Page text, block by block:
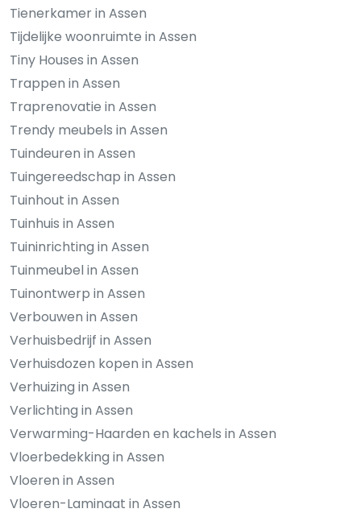
Tienerkamer in Assen
Tijdelijke woonruimte in Assen
Tiny Houses in Assen
Trappen in Assen
Traprenovatie in Assen
Trendy meubels in Assen
Tuindeuren in Assen
Tuingereedschap in Assen
Tuinhout in Assen
Tuinhuis in Assen
Tuininrichting in Assen
Tuinmeubel in Assen
Tuinontwerp in Assen
Verbouwen in Assen
Verhuisbedrijf in Assen
Verhuisdozen kopen in Assen
Verhuizing in Assen
Verlichting in Assen
Verwarming-Haarden en kachels in Assen
Vloerbedekking in Assen
Vloeren in Assen
Vloeren-Laminaat in Assen